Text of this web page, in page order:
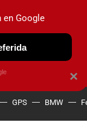
GPS BMW
×
en Google